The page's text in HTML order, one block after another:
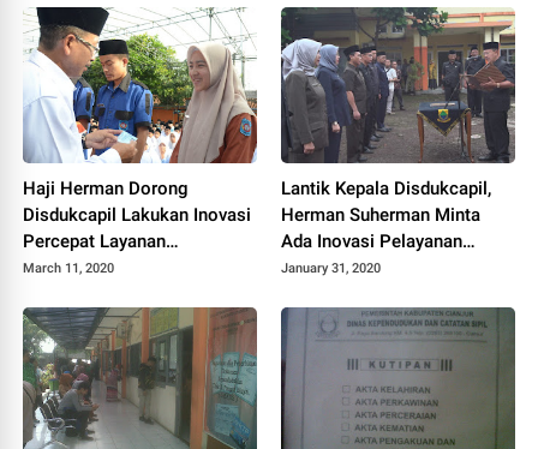
Haji Herman Dorong
Disdukcapil Lakukan Inovasi
Percepat Layanan
Pembuatan KTP
March 11, 2020
Lantik Kepala Disdukcapil,
Herman Suherman Minta
Ada Inovasi Pelayanan
Publik
January 31, 2020